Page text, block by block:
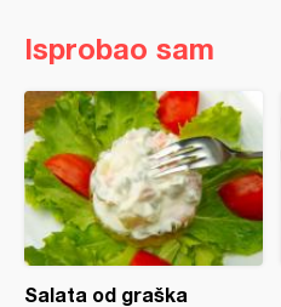
Isprobao sam
Salata od graška